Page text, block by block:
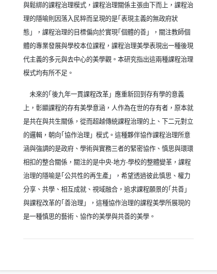
與鬆綁的課程治理模式，課程治理關係主張由下而上，課程治
理的隱喻則因落入民粹而呈現的是｢表現主義的無政府狀
態」，課程治理的目標偏向於實現｢個體的善」，關注教師個
體的專業發展與學校本位課程，課程治理美學表現出一種後現
代主義的多元與去中心的美學觀。本研究指出這兩種課程治理
模式均有所不足。
未來的｢後九年一貫課程改革」應重新回到存有學的意義
上，彰顯課程的存有美學意涵，人作為在世的存有者，原本就
是共在與共生關係，從而超越傳統課程治理的上、下二元對立
的邏輯，朝向｢協作治理」模式。這種夥伴協作課程治理所意
涵與強調的是政府、學術與實務三者的緊密協作、慎思與環環
相扣的整合關係，關注的是中央-地方-學校的整體變革，課程
治理的隱喻是｢公共性的再生產」，希望透過彼此慎思、權力
分享、共學、相互成就、視域融合，追求課程願景的｢共善」
與課程改革的｢善治理」，這種協作治理的課程美學所展現的
是一種慎思的藝術、協作的美學與共善的美學。